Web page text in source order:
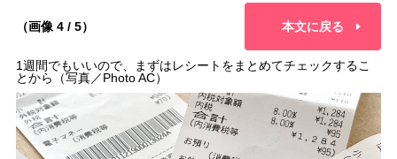
（画像 4 / 5） 本文に戻る
1週間でもいいので、まずはレシートをまとめてチェックするこ
とから（写真／Photo AC）